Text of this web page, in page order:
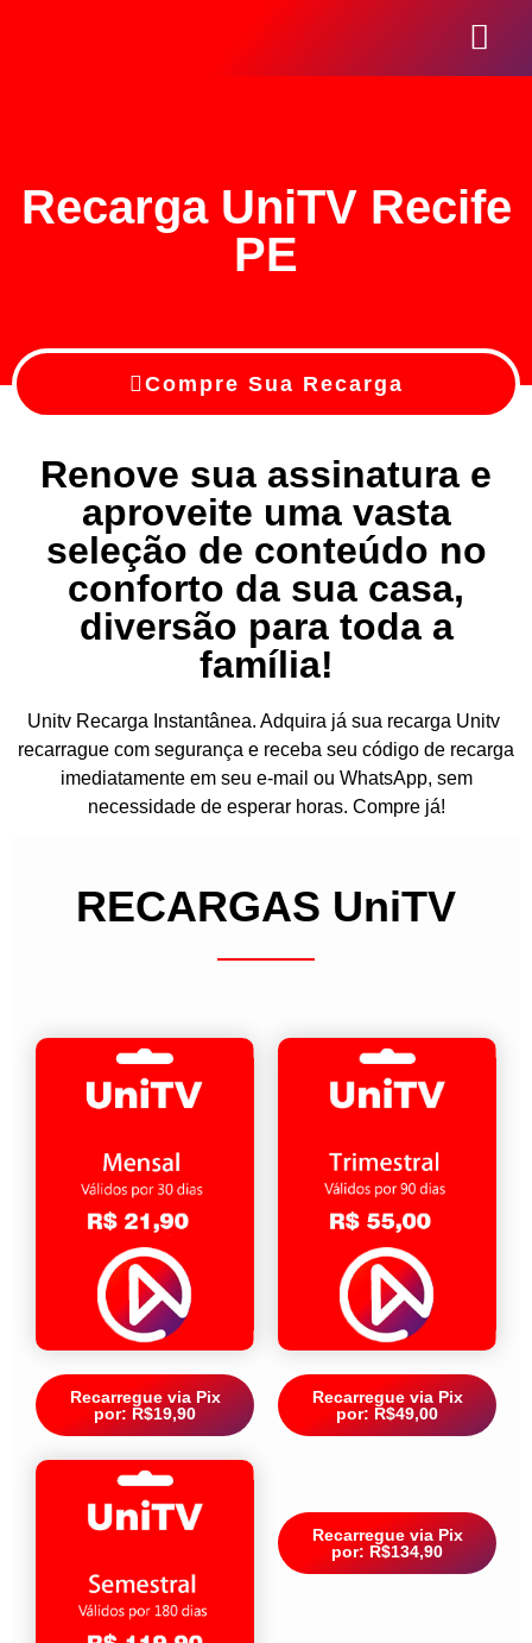
Recarga UniTV Recife
PE
Compre Sua Recarga
Renove sua assinatura e
aproveite uma vasta
seleção de conteúdo no
conforto da sua casa,
diversão para toda a
família!
Unitv Recarga Instantânea. Adquira já sua recarga Unitv
recarrague com segurança e receba seu código de recarga
imediatamente em seu e-mail ou WhatsApp, sem
necessidade de esperar horas. Compre já!
RECARGAS UniTV
Recarregue via Pix
por: R$19,90
Recarregue via Pix
por: R$49,00
Recarregue via Pix
por: R$134,90